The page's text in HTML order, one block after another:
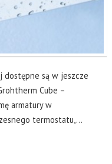
dostępne są w jeszcze
Cube –
armatury w
termostatu,…